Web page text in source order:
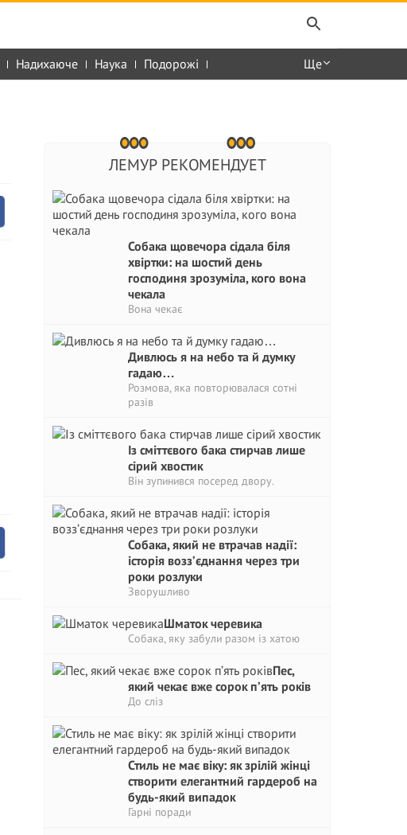
Надихаюче Наука Подорожі Ще
ЛЕМУР РЕКОМЕНДУЕТ
Собака щовечора сідала біля
хвіртки: на шостий день
господиня зрозуміла, кого вона
чекала
Вона чекає
Дивлюсь я на небо та й думку
гадаю…
Розмова, яка повторювалася сотні
разів
Із сміттєвого бака стирчав лише
сірий хвостик
Він зупинився посеред двору.
Собака, який не втрачав надії:
історія возз’єднання через три
роки розлуки
Зворушливо
Шматок черевика
Собака, яку забули разом із хатою
Пес,
який чекає вже сорок п’ять років
До сліз
Стиль не має віку: як зрілій жінці
створити елегантний гардероб на
будь-який випадок
Гарні поради